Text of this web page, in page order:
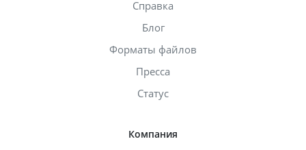
Справка
Блог
Форматы файлов
Пресса
Статус
Компания